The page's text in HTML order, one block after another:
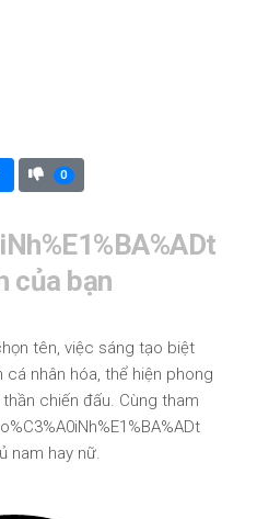
0
của bạn
tên, việc sáng tạo biệt
nhân hóa, thể hiện phong
chiến đấu. Cùng tham
nam hay nữ.